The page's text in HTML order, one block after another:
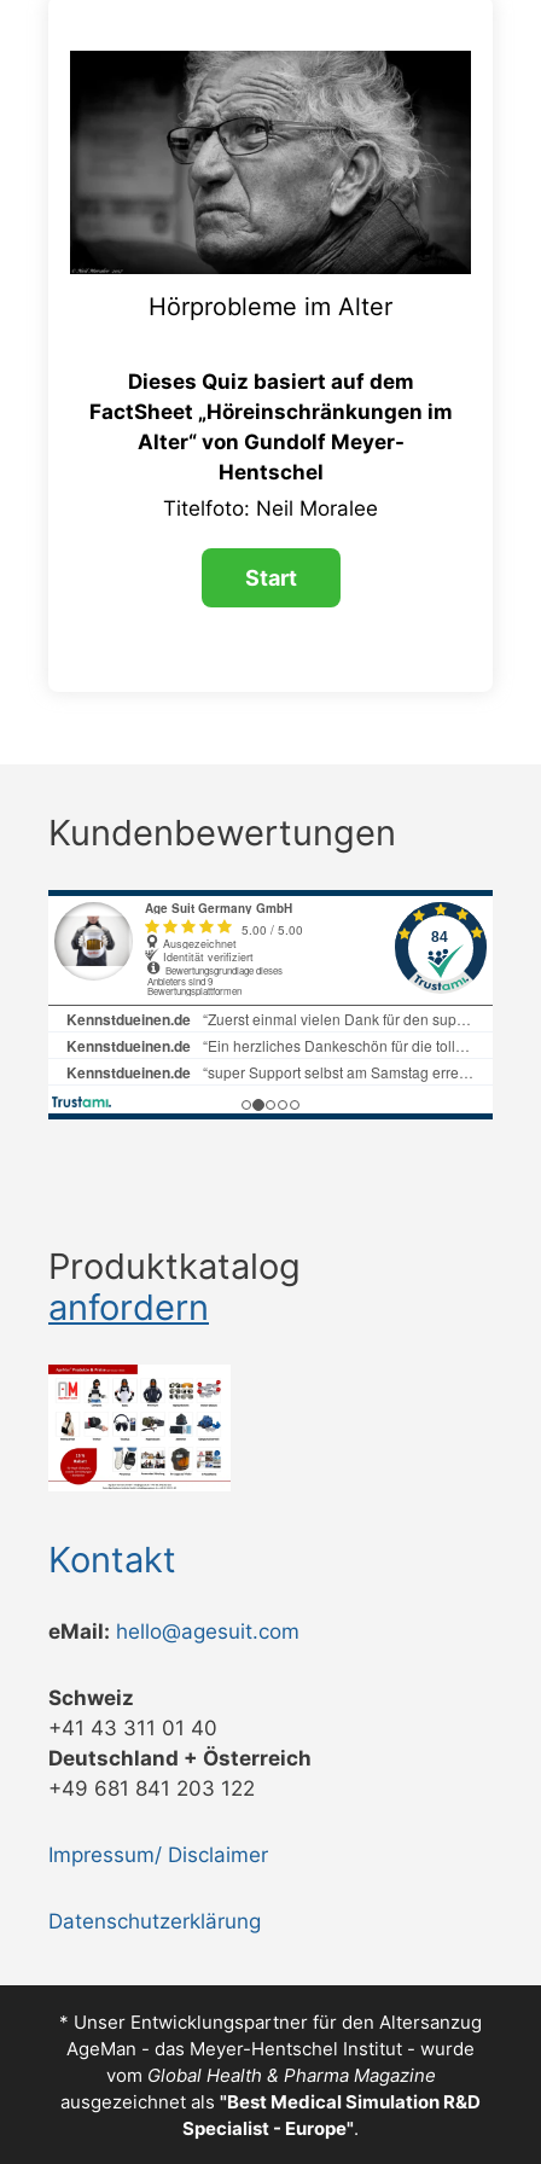
Hörprobleme im Alter
Dieses Quiz basiert auf dem
FactSheet „Höreinschränkungen im
Alter“ von Gundolf Meyer-
Hentschel
Titelfoto: Neil Moralee
Kundenbewertungen
Produktkatalog
anfordern
Kontakt
eMail: hello@agesuit.com
Schweiz
+41 43 311 01 40
Deutschland + Österreich
+49 681 841 203 122
Impressum/ Disclaimer
Datenschutzerklärung
* Unser Entwicklungspartner für den Altersanzug
AgeMan - das Meyer-Hentschel Institut - wurde
vom Global Health & Pharma Magazine
ausgezeichnet als "Best Medical Simulation R&D
Specialist - Europe".